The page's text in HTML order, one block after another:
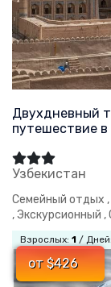
Двухдневный
путешествие в
Узбекистан
Семейный отдых ,
,Экскурсионный ,
Взрослых: 1 / Дней:
от $426